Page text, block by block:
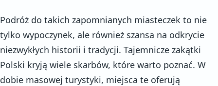
Podróż do takich zapomnianych miasteczek to nie
tylko wypoczynek, ale również szansa na odkrycie
niezwykłych historii i tradycji. Tajemnicze zakątki
Polski kryją wiele skarbów, które warto poznać. W
dobie masowej turystyki, miejsca te oferują